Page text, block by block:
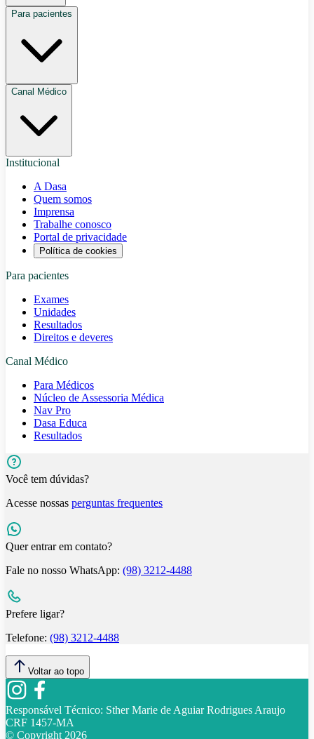
Para pacientes
Canal Médico
Institucional
A Dasa
Quem somos
Imprensa
Trabalhe conosco
Portal de privacidade
Política de cookies
Para pacientes
Exames
Unidades
Resultados
Direitos e deveres
Canal Médico
Para Médicos
Núcleo de Assessoria Médica
Nav Pro
Dasa Educa
Resultados
Você tem dúvidas?
Acesse nossas perguntas frequentes
Quer entrar em contato?
Fale no nosso WhatsApp: (98) 3212-4488
Prefere ligar?
Telefone: (98) 3212-4488
Voltar ao topo
Responsável Técnico: Sther Marie de Aguiar Rodrigues Araujo
CRF 1457-MA
© Copyright2026